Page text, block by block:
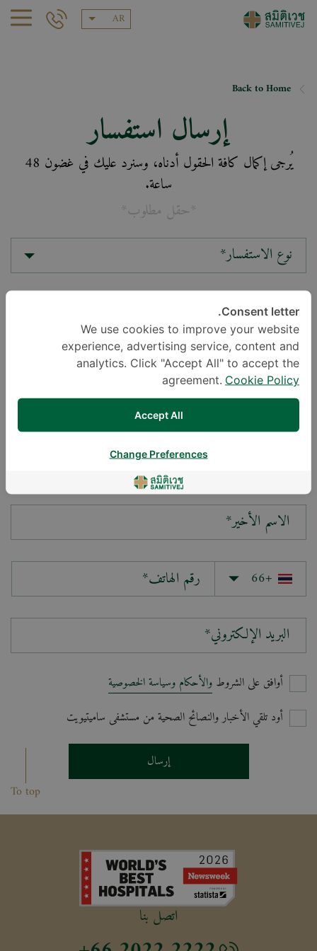
AR
Back to Home
إرسال استفسار
يُرجى إكمال كافة الحقول أدناه، وسنرد عليك في غضون 48
ساعة.
*حقل مطلوب*
نوع الاستفسار*
الموقع*
سؤالك*
الاسم الأخير*
البريد الإلكتروني*
أوافق على الشروط والأحكام وسياسة الخصوصية
أود تلقي الأخبار والنصائح الصحية من مستشفى ساميتيويت
إرسال
To top
اتصل بنا
Consent letter.
We use cookies to improve your website
experience, advertising service, content and
analytics. Click "Accept All" to accept the
agreement. Cookie Policy
Accept All
Change Preferences